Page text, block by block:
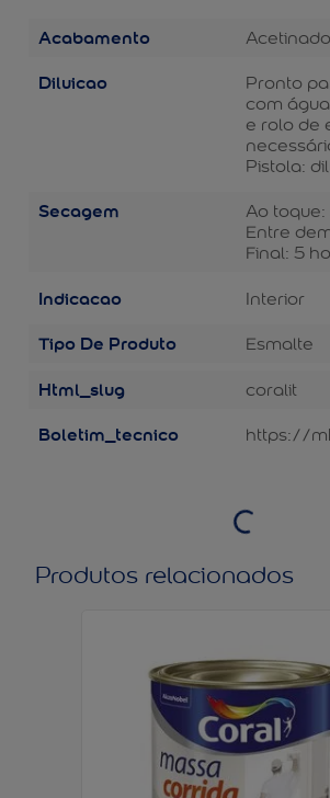
Acabamento Acetinado
Diluicao
Pronto
com
e rolo de
Pistola:
Secagem
Ao
Entre
Final: 5
Indicacao Interior
Tipo De Produto Esmalte
Html_slug coralit
Boletim_tecnico https://
Produtos relacionados